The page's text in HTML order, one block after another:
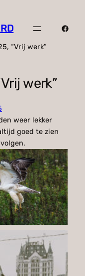
“Vrij werk”
werk”
weer lekker
goed te zien